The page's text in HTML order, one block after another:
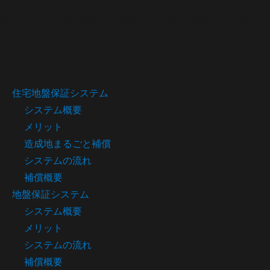
住宅地盤保証システム
システム概要
メリット
造成地まるごと補償
システムの流れ
補償概要
地盤保証システム
システム概要
メリット
システムの流れ
補償概要